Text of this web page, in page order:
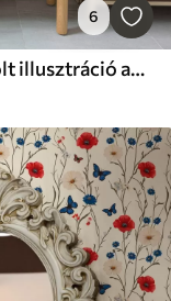
6
Falvédő Kézzel rajzolt illusztráció a rét virágai meleg színekben